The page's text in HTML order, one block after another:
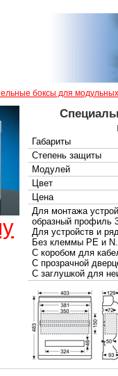
боксы для модульных
Габариты
Степень защиты
Модулей
Цвет
Цена
Для монтажа
образный профиль
Для устройств и
Без клеммы PE и N.
С коробом для
С прозрачной
С заглушкой для